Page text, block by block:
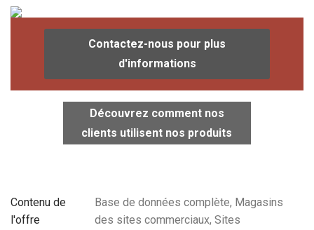
Contactez-nous pour plus
d'informations
Découvrez comment nos
clients utilisent nos produits
Contenu de
l'offre
Base de données complète, Magasins
des sites commerciaux, Sites